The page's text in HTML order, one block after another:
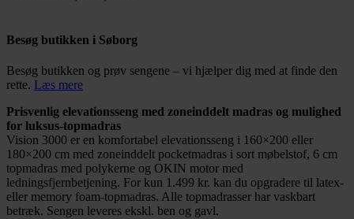
Besøg butikken i Søborg
Besøg butikken og prøv sengene – vi hjælper dig med at finde den
rette. Læs mere
Prisvenlig elevationsseng med zoneinddelt madras og mulighed
for luksus-topmadras
Vision 3000 er en komfortabel elevationsseng i 160×200 eller
180×200 cm med zoneinddelt pocketmadras i sort møbelstof, 6 cm
topmadras med polykerne og OKIN motor med
ledningsfjernbetjening. For kun 1.499 kr. kan du opgradere til latex-
eller memory foam-topmadras. Alle topmadrasser har vaskbart
betræk. Sengen leveres ekskl. ben og gavl.